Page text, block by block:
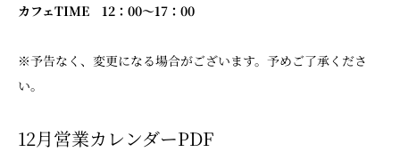
カフェTIME 12：00～17：00
※予告なく、変更になる場合がございます。予めご了承くださ
い。
12月営業カレンダーPDF